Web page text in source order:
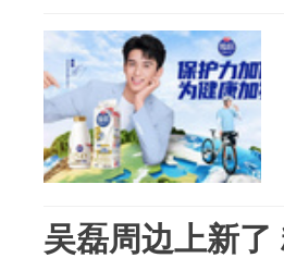
吴磊周边上新